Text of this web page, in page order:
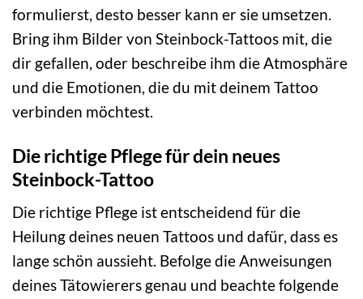
formulierst, desto besser kann er sie umsetzen.
Bring ihm Bilder von Steinbock-Tattoos mit, die
dir gefallen, oder beschreibe ihm die Atmosphäre
und die Emotionen, die du mit deinem Tattoo
verbinden möchtest.
Die richtige Pflege für dein neues
Steinbock-Tattoo
Die richtige Pflege ist entscheidend für die
Heilung deines neuen Tattoos und dafür, dass es
lange schön aussieht. Befolge die Anweisungen
deines Tätowierers genau und beachte folgende